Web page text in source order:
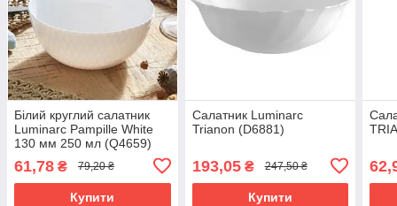
Білий круглий салатник
Luminarc Pampille White
130 мм 250 мл (Q4659)
61,78 ₴ 79,20 ₴
Купити
Салатник Luminarc
Trianon (D6881)
193,05₴ 247,50 ₴
Купити